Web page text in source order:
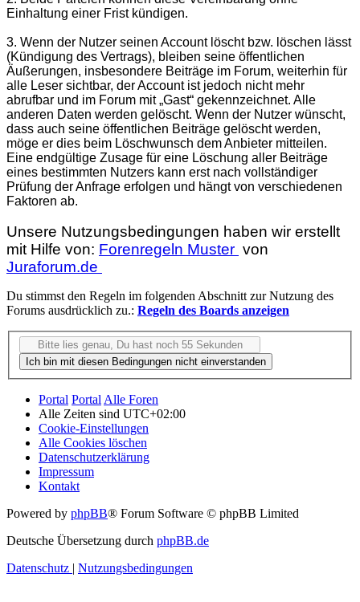
Einhaltung einer Frist kündigen.
3. Wenn der Nutzer seinen Account löscht bzw. löschen lässt
(Kündigung des Vertrags), bleiben seine öffentlichen
Äußerungen, insbesondere Beiträge im Forum, weiterhin für
alle Leser sichtbar, der Account ist jedoch nicht mehr
abrufbar und im Forum mit „Gast“ gekennzeichnet. Alle
anderen Daten werden gelöscht. Wenn der Nutzer wünscht,
dass auch seine öffentlichen Beiträge gelöscht werden,
möge er dies beim Löschwunsch dem Anbieter mitteilen.
Eine endgültige Zusage für eine Löschung aller Beiträge
eines bestimmten Nutzers kann erst nach vollständiger
Prüfung der Anfrage erfolgen und hängt von verschiedenen
Faktoren ab.
Unsere Nutzungsbedingungen haben wir erstellt
mit Hilfe von: Forenregeln Muster von
Juraforum.de
Du stimmst den Regeln im folgenden Abschnitt zur Nutzung des
Forums ausdrücklich zu.: Regeln des Boards anzeigen
Portal PortalAlle Foren
Alle Zeiten sind UTC+02:00
Cookie-Einstellungen
Alle Cookies löschen
Datenschutzerklärung
Impressum
Kontakt
Powered by phpBB® Forum Software © phpBB Limited
Deutsche Übersetzung durch phpBB.de
Datenschutz
Nutzungsbedingungen